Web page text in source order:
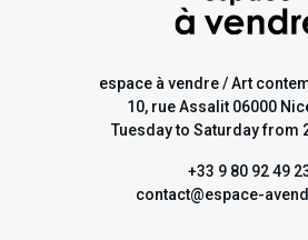
espace à vendre / Art
10, rue Assalit 06000
Tuesday to Saturday from
+33 9 80 92 49
contact@espace-